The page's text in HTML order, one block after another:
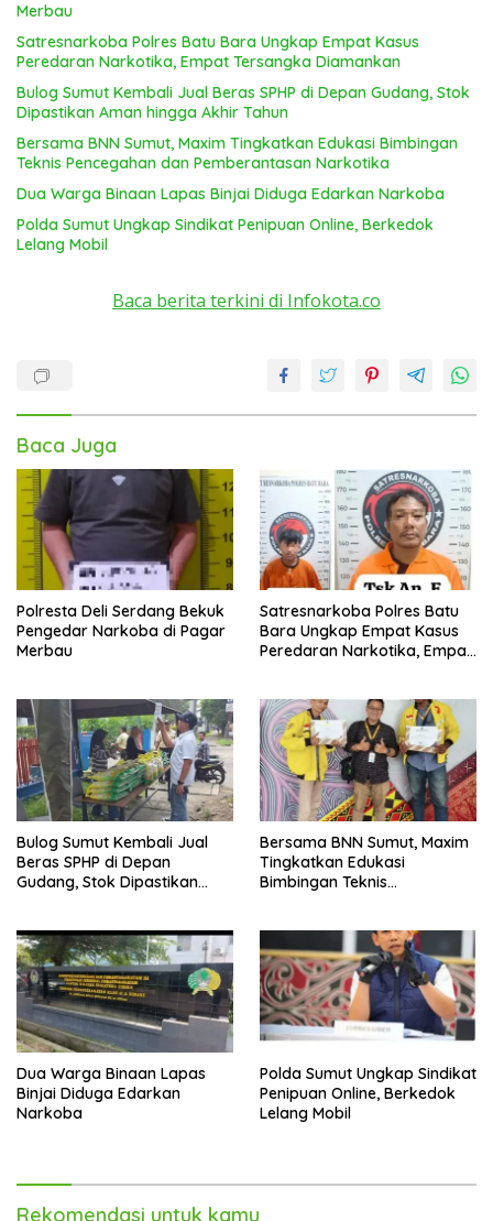
Merbau
Satresnarkoba Polres Batu Bara Ungkap Empat Kasus
Peredaran Narkotika, Empat Tersangka Diamankan
Bulog Sumut Kembali Jual Beras SPHP di Depan Gudang, Stok
Dipastikan Aman hingga Akhir Tahun
Bersama BNN Sumut, Maxim Tingkatkan Edukasi Bimbingan
Teknis Pencegahan dan Pemberantasan Narkotika
Dua Warga Binaan Lapas Binjai Diduga Edarkan Narkoba
Polda Sumut Ungkap Sindikat Penipuan Online, Berkedok
Lelang Mobil
Baca berita terkini di Infokota.co
Baca Juga
Polresta Deli Serdang Bekuk
Pengedar Narkoba di Pagar
Merbau
Satresnarkoba Polres Batu
Bara Ungkap Empat Kasus
Peredaran Narkotika, Empat
Bulog Sumut Kembali Jual
Beras SPHP di Depan
Gudang, Stok Dipastikan
Bersama BNN Sumut, Maxim
Tingkatkan Edukasi
Bimbingan Teknis
Dua Warga Binaan Lapas
Binjai Diduga Edarkan
Narkoba
Polda Sumut Ungkap Sindikat
Penipuan Online, Berkedok
Lelang Mobil
Rekomendasi untuk kamu